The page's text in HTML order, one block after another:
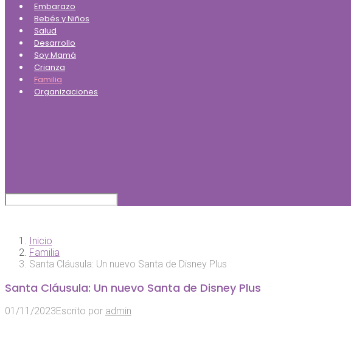
Embarazo
Bebés y Niños
Salud
Desarrollo
Soy Mamá
Crianza
Familia
Organizaciones
Inicio
Familia
Santa Cláusula: Un nuevo Santa de Disney Plus
Santa Cláusula: Un nuevo Santa de Disney Plus
01/11/2023Escrito por admin